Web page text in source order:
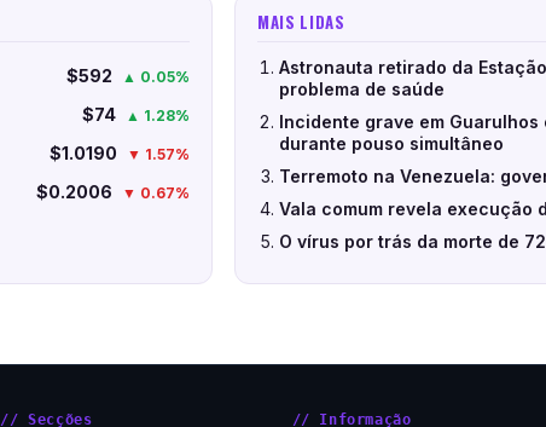
$592 ▲ 0.05%
$74 ▲ 1.28%
$1.0190 ▼ 1.57%
$0.2006 ▼ 0.67%
MAIS LIDAS
Astronauta retirado da
problema de saúde
Incidente grave em
durante pouso simultâneo
Terremoto na Venezuela:
Vala comum revela execução
O vírus por trás da morte de
// Secções // Informação